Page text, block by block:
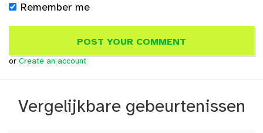
Remember me
or Create an account
Vergelijkbare gebeurtenissen